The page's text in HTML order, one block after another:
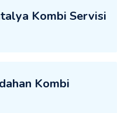
Kombi Servisi
Kombi